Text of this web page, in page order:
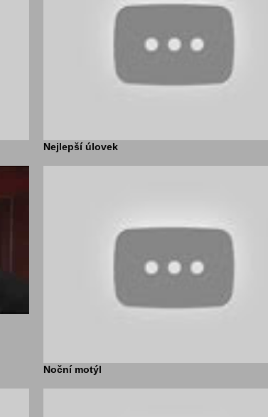
Nejlepší úlovek
Noční motýl